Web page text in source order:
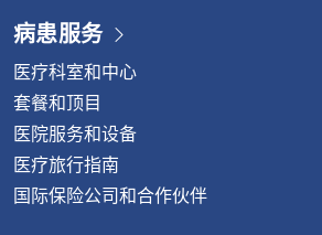
病患服务
医疗科室和中心
套餐和顶目
医院服务和设备
医疗旅行指南
国际保险公司和合作伙伴